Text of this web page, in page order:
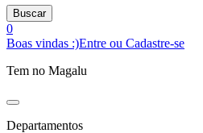
Buscar
0
Boas vindas :)Entre ou Cadastre-se
Tem no Magalu
Departamentos